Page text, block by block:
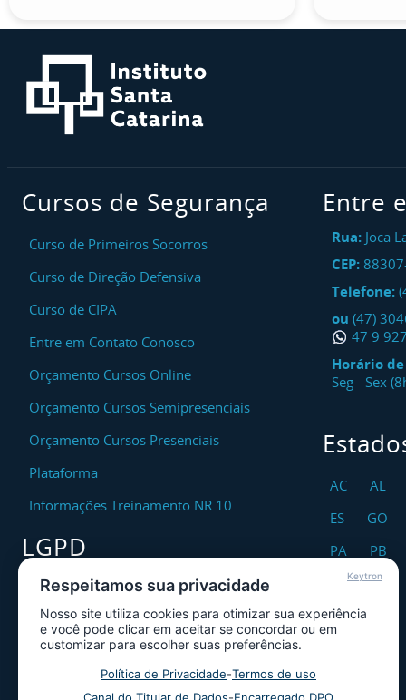
Cursos de Segurança
Curso de Primeiros Socorros
Curso de Direção Defensiva
Curso de CIPA
Entre em Contato Conosco
Orçamento Cursos Online
Orçamento Cursos Semipresenciais
Orçamento Cursos Presenciais
Plataforma
Informações Treinamento NR 10
LGPD
Encarregado DPO
Canal de Atendimento ao Titular dos
Dados
Política de Privacidade
Entre
Rua: Joca
CEP:
Telefone:
ou (47)
47 9
Horário
Seg - Sex
AC
AL
ES
GO
PA
PB
RO
RR
TO
Keytron
Respeitamos sua privacidade
Nosso site utiliza cookies para otimizar sua experiência
e você pode clicar em aceitar se concordar ou em
customizar para escolher suas preferências.
Política de Privacidade-Termos de uso